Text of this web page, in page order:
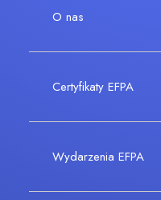
O nas
Certyfikaty EFPA
Wydarzenia EFPA